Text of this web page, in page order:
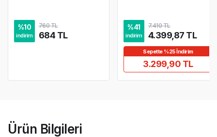
%10
indirim
760 TL
684 TL
%41
indirim
7.410 TL
4.399,87 TL
Sepette %25 İndirim
3.299,90 TL
Ürün Bilgileri